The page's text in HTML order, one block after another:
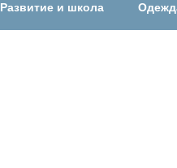
Развитие и школа